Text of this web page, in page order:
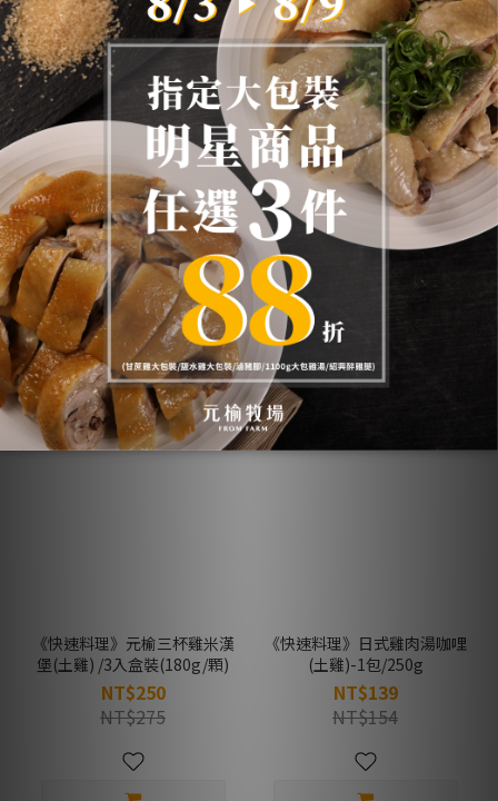
《快速料理》元榆十三香二節
翅(土雞)-1包/200g
NT$219
NT$241
《快速料理》元榆泰式綠咖哩
雞(土雞)-1包/250g
NT$159
NT$176
《快速料理》元榆三杯雞米漢
堡(土雞) /3入盒裝(180g/顆)
NT$250
NT$275
新品上市
《快速料理》日式雞肉湯咖哩
(土雞)-1包/250g
NT$139
NT$154